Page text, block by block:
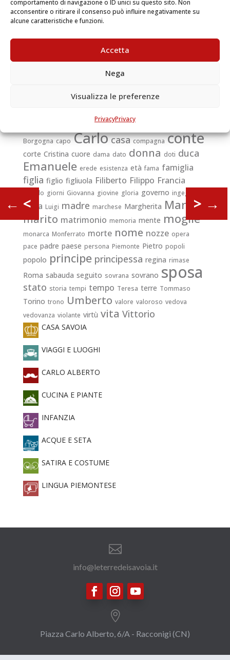
comportamento di navigazione o ID unici su questo sito. Non
acconsentire o ritirare il consenso può influire negativamente su
alcune caratteristiche e funzioni.
Accetta
Nega
Visualizza le preferenze
PrivacyPrivacy
[…] la Principessa Elena di Montenegro porta in se
scolpite le simpatiche qualità della sua razza: ella è
e ideale, un’anima affettuosa e piena di entusiasmi,
donne conobbero sempre il segreto di farsi amare e
Beatrice
Borgogna capo Carlo casa compagna conte
corte Cristina cuore dama dato donna doti duca
Emanuele erede esistenza età fama famiglia
figlia figlio figliuola Filiberto Filippo Francia
fratello giorni Giovanna giovine gloria governo ingegno
Italia Luigi madre marchese Margherita Maria
marito matrimonio memoria mente moglie
monarca Monferrato morte nome nozze opera
pace padre paese persona Piemonte Pietro popoli
popolo principe principessa regina rimase
Roma sabauda seguito sovrana sovrano sposa
stato storia tempi tempo Teresa terre Tommaso
Torino trono Umberto valore valoroso vedova
vedovanza violante virtù vita Vittorio
CASA SAVOIA
VIAGGI E LUOGHI
CARLO ALBERTO
CUCINA E PIANTE
INFANZIA
ACQUE E SETA
SATIRA E COSTUME
LINGUA PIEMONTESE
← < > →

info@leterredeisavoia.it

Piazza Carlo Alberto, 6/A - Racconigi (CN)